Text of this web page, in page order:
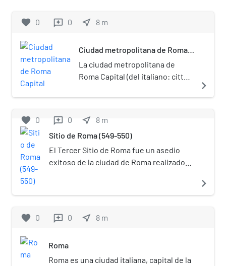
favorite 0 reviews 0 near_me 8 m
Ciudad metropolitana de Roma
La ciudad metropolitana de
Roma Capital (del italiano: città
es un ente local italiano de la
país. Su capital es la ciudad de
Roma, que además es la capital
de la república. El 1 de enero de
2015 reemplazó a la provincia de
357 041 habitantes (2017). Es el
de Italia.
navigate_next
favorite 0 reviews 0 near_me 8 m
Sitio de Roma (549-550)
El Tercer Sitio de Roma fue un asedio
exitoso de la ciudad de Roma realizado
forma parte de la Guerra Gótica.
navigate_next
favorite 0 reviews 0 near_me 8 m
Roma
Roma es una ciudad italiana, capital de la